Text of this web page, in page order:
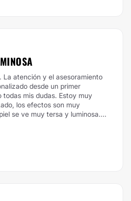
La atención y el asesoramiento
desde un primer
todas mis dudas. Estoy muy
los efectos son muy
se ve muy tersa y luminosa....